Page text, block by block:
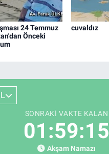
24 Temmuz
Önceki
cuvaldız
SONRAKI VAKTE KALAN
01:59:14
Akşam Namazı